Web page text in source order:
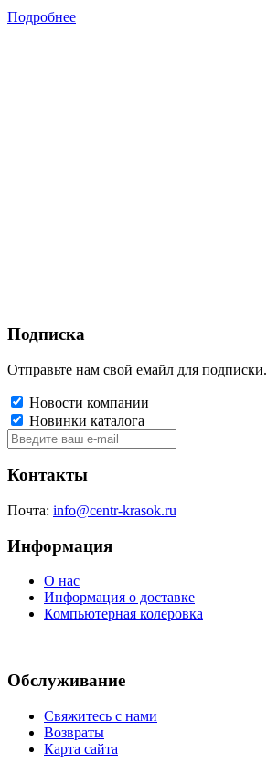
Подробнее
Подписка
Отправьте нам свой емайл для подписки.
Новости компании
Новинки каталога
Контакты
Почта: info@centr-krasok.ru
Информация
О нас
Информация о доставке
Компьютерная колеровка
Обслуживание
Свяжитесь с нами
Возвраты
Карта сайта